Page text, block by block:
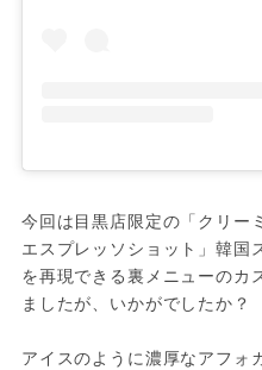
今回は目黒店限定の「クリ
エスプレッソショット」韓国
を再現できる裏メニューのカ
ましたが、いかがでしたか？
アイスのように濃厚なアフォ